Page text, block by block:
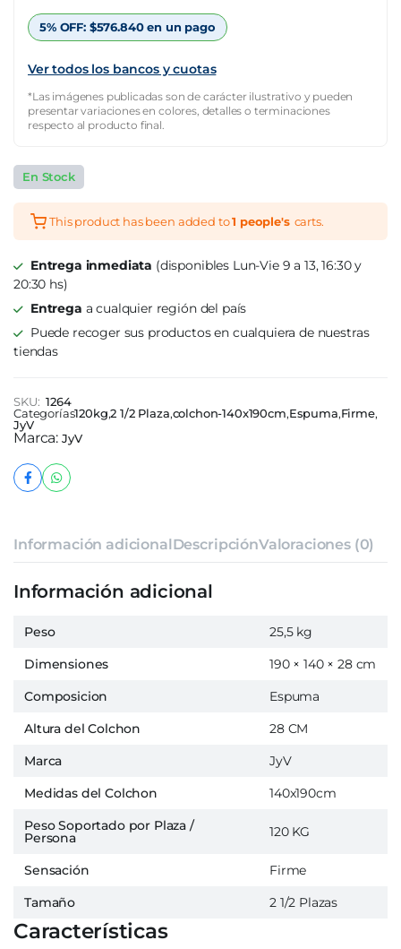
$1.734.857.
$607.200.
5% OFF: $576.840en un pago
Ver todos los bancos y cuotas
*Las imágenes publicadas son de carácter ilustrativo y pueden
presentar variaciones en colores, detalles o terminaciones
respecto al producto final.
En Stock
This product has been added to1 people's carts.
Entrega inmediata (disponibles Lun-Vie 9 a 13, 16:30 y
20:30 hs)
Entrega a cualquier región del país
Puede recoger sus productos en cualquiera de nuestras
tiendas
SKU: 1264
Categorías120kg,2 1/2 Plaza,colchon-140x190cm,Espuma,Firme,
JyV
Marca: JyV
Información adicionalDescripciónValoraciones (0)
Información adicional
Peso
25,5 kg
Dimensiones
190 × 140 × 28 cm
Composicion
Espuma
Altura del Colchon
28 CM
Marca
JyV
Medidas del Colchon
140x190cm
Peso Soportado por Plaza /
Persona 120 KG
Sensación
Firme
Tamaño
2 1/2 Plazas
Características